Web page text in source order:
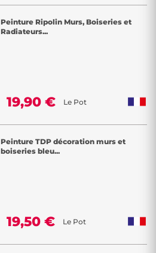
Peinture Ripolin Murs, Boiseries et
Radiateurs...
19,90 € Le Pot
Peinture TDP décoration murs et
boiseries bleu...
19,50 € Le Pot